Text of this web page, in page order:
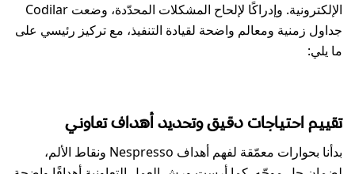
الإلكترونية. وإدراكًا لإلحاح المشكلات المحدّدة، وضعت Codilar
جداول زمنية ومعالم واضحة لقيادة التنفيذ، مع تركيز رئيسي على
ما يلي:
تقييم احتياجات دقيق وتحديد أهداف تعاوني
بدأنا بحوارات معمّقة لفهم أهداف Nespresso ونقاط الألم،